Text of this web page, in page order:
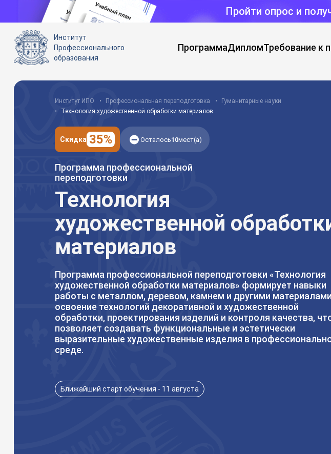
Пройти опрос и
Институт
Профессионального
образования
ПрограммаДипломТребование к
Институт ИПО Профессиональная переподготовка
Гуманитарные науки
Технология художественной обработки материалов
Скидка 35% Осталось10мест(а)
Программа профессиональной
переподготовки
Технология
художественной
материалов
Программа профессиональной переподготовки «Технология
художественной обработки материалов» формирует навыки
работы с металлом, деревом, камнем и другими
освоение технологий декоративной и художественной
обработки, проектирования изделий и контроля качества,
позволяет создавать функциональные и эстетически
выразительные художественные изделия в
среде.
Ближайший старт обучения - 11 августа